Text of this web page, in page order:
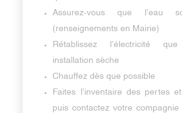
Assurez-vous que l’eau
(renseignements en Mairie)
Rétablissez l’électricité
installation sèche
Chauffez dès que possible
Faites l’inventaire des pertes
puis contactez votre compagnie